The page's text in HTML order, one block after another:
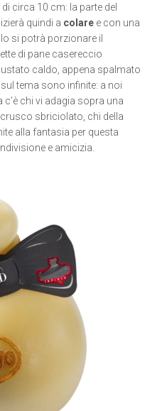
circa 10 cm: la parte del
quindi a colare e con una
si potrà porzionare il
di pane casereccio
caldo, appena spalmato
tema sono infinite: a noi
c’è chi vi adagia sopra una
sbriciolato, chi della
alla fantasia per questa
e amicizia.